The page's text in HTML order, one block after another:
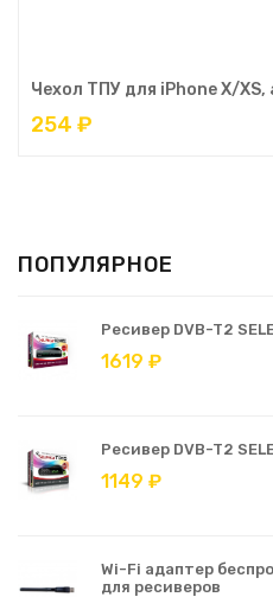
Чехол ТПУ для iPhone X/XS,
254 ₽
ПОПУЛЯРНОЕ
Ресивер DVB-T2
1619 ₽
Ресивер DVB-T2
1149 ₽
Wi-Fi адаптер
для ресиверов